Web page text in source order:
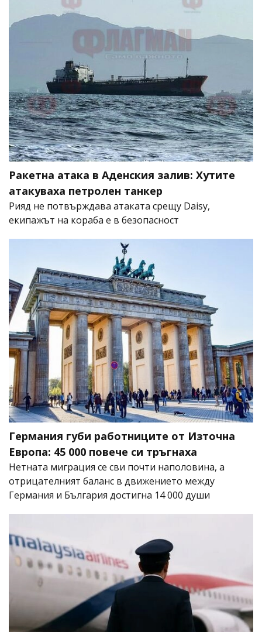
Ракетна атака в Аденския залив: Хутите
атакуваха петролен танкер
Рияд не потвърждава атаката срещу Daisy,
екипажът на кораба е в безопасност
Германия губи работниците от Източна
Европа: 45 000 повече си тръгнаха
Нетната миграция се сви почти наполовина, а
отрицателният баланс в движението между
Германия и България достигна 14 000 души